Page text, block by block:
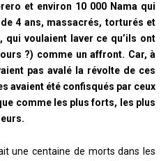
et environ 10 000 Nama qui
4 ans, massacrés, torturés et
qui voulaient laver ce qu’ils ont
?) comme un affront. Car, à
pas avalé la révolte de ces
avaient été confisqués par ceux
comme les plus forts, les plus
une centaine de morts dans les